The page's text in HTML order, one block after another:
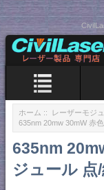
ホーム :: レーザーモジ
635nm 20mw 30mW 赤
635nm
ジュール 点